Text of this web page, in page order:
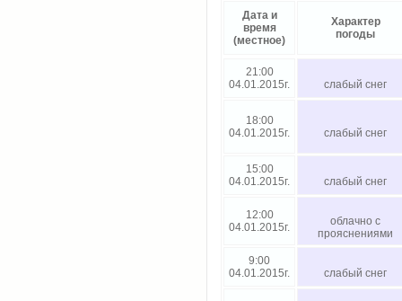
Дата и
время
(местное)
Характер
погоды
21:00
04.01.2015г.
слабый снег
18:00
04.01.2015г.
слабый снег
15:00
04.01.2015г.
слабый снег
12:00
04.01.2015г.
облачно с
прояснениями
9:00
04.01.2015г.
слабый снег